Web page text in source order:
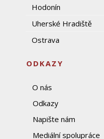
Hodonín
Uherské Hradiště
Ostrava
ODKAZY
O nás
Odkazy
Napište nám
Mediální spolupráce